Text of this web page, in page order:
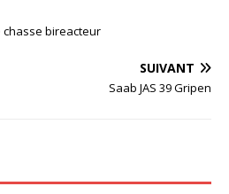
chasse bireacteur
SUIVANT
Saab JAS 39 Gripen